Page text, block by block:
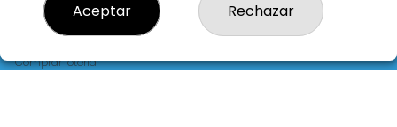
LOTERIA LA FLORIDA
Comprar lotería
Aceptar Rechazar